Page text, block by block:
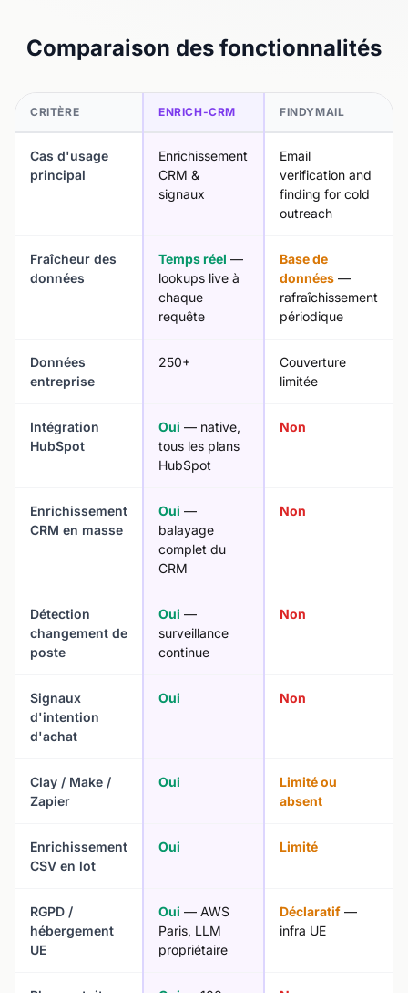
Comparaison des fonctionnalités
CRITÈRE ENRICH-CRM FINDYMAIL
Cas d'usage
principal
Enrichissement
CRM &
signaux
Email
verification and
finding for cold
outreach
Fraîcheur des
données
Temps réel —
lookups live à
chaque
requête
Base de
données —
rafraîchissement
périodique
Données
entreprise
250+
Couverture
limitée
Intégration
HubSpot
Oui — native,
tous les plans
HubSpot
Non
Enrichissement
CRM en masse
Oui —
balayage
complet du
CRM
Non
Détection
changement de
poste
Oui —
surveillance
continue
Non
Signaux
d'intention
d'achat
Oui Non
Clay / Make /
Zapier
Oui
Limité ou
absent
Enrichissement
CSV en lot
Oui Limité
RGPD /
hébergement
UE
Oui — AWS
Paris, LLM
propriétaire
Déclaratif —
infra UE